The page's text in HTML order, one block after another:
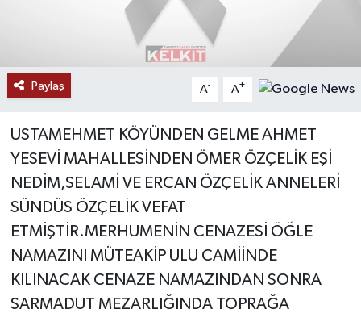
Paylaş A- A+
USTAMEHMET KÖYÜNDEN GELME AHMET
YESEVİ MAHALLESİNDEN ÖMER ÖZÇELİK EŞİ
NEDİM,SELAMİ VE ERCAN ÖZÇELİK ANNELERİ
SÜNDÜS ÖZÇELİK VEFAT
ETMİŞTİR.MERHUMENİN CENAZESİ ÖĞLE
NAMAZINI MÜTEAKİP ULU CAMİİNDE
KILINACAK CENAZE NAMAZINDAN SONRA
SARMADUT MEZARLIĞINDA TOPRAĞA